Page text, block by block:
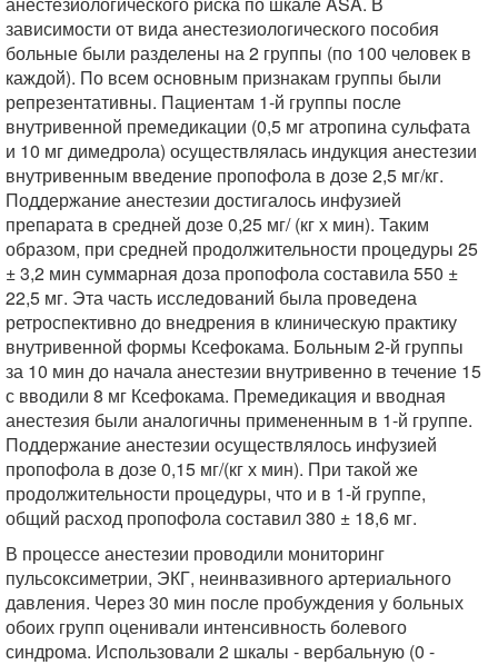
зависимости от вида анестезиологического пособия
больные были разделены на 2 группы (по 100 человек в
каждой). По всем основным признакам группы были
репрезентативны. Пациентам 1-й группы после
внутривенной премедикации (0,5 мг атропина сульфата
и 10 мг димедрола) осуществлялась индукция анестезии
внутривенным введение пропофола в дозе 2,5 мг/кг.
Поддержание анестезии достигалось инфузией
препарата в средней дозе 0,25 мг/ (кг х мин). Таким
образом, при средней продолжительности процедуры 25
± 3,2 мин суммарная доза пропофола составила 550 ±
22,5 мг. Эта часть исследований была проведена
ретроспективно до внедрения в клиническую практику
внутривенной формы Ксефокама. Больным 2-й группы
за 10 мин до начала анестезии внутривенно в течение 15
с вводили 8 мг Ксефокама. Премедикация и вводная
анестезия были аналогичны примененным в 1-й группе.
Поддержание анестезии осуществлялось инфузией
пропофола в дозе 0,15 мг/(кг х мин). При такой же
продолжительности процедуры, что и в 1-й группе,
общий расход пропофола составил 380 ± 18,6 мг.
В процессе анестезии проводили мониторинг
пульсоксиметрии, ЭКГ, неинвазивного артериального
давления. Через 30 мин после пробуждения у больных
обоих групп оценивали интенсивность болевого
синдрома. Использовали 2 шкалы - вербальную (0 -